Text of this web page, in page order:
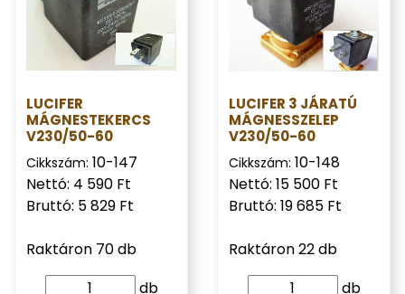
LUCIFER
MÁGNESTEKERCS
V230/50-60
Cikkszám: 10-147
Nettó: 4 590 Ft
Bruttó: 5 829 Ft
Raktáron 70 db
db
LUCIFER 3 JÁRATÚ
MÁGNESSZELEP
V230/50-60
Cikkszám: 10-148
Nettó: 15 500 Ft
Bruttó: 19 685 Ft
Raktáron 22 db
db